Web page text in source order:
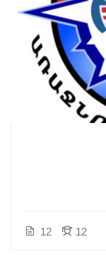
12 12